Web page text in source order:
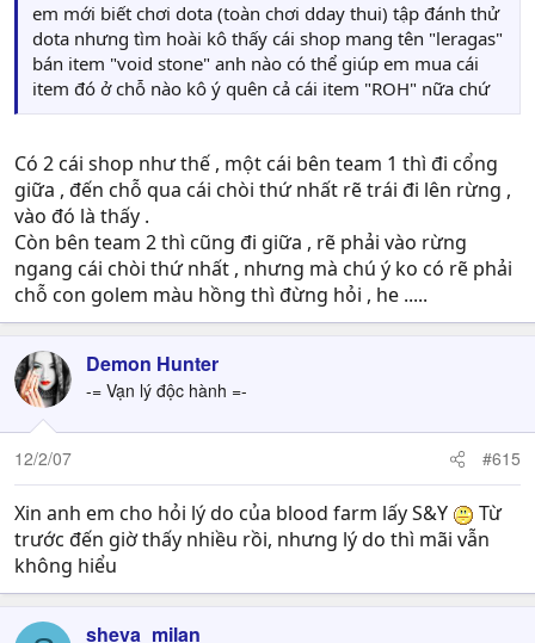
em mới biết chơi dota (toàn chơi dday thui) tập đánh thử
dota nhưng tìm hoài kô thấy cái shop mang tên "leragas"
bán item "void stone" anh nào có thể giúp em mua cái
item đó ở chỗ nào kô ý quên cả cái item "ROH" nữa chứ
Có 2 cái shop như thế , một cái bên team 1 thì đi cổng
giữa , đến chỗ qua cái chòi thứ nhất rẽ trái đi lên rừng ,
vào đó là thấy .
Còn bên team 2 thì cũng đi giữa , rẽ phải vào rừng
ngang cái chòi thứ nhất , nhưng mà chú ý ko có rẽ phải
chỗ con golem màu hồng thì đừng hỏi , he .....
Demon Hunter
-= Vạn lý độc hành =-
12/2/07 #615
Xin anh em cho hỏi lý do của blood farm lấy S&Y
Từ
trước đến giờ thấy nhiều rồi, nhưng lý do thì mãi vẫn
không hiểu
sheva_milan